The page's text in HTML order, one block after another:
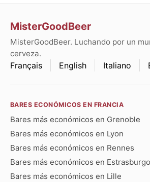
MisterGoodBeer
MisterGoodBeer. Luchando por un
cerveza.
Français English Italiano
BARES ECONÓMICOS EN FRANCIA
Bares más económicos en Grenoble
Bares más económicos en Lyon
Bares más económicos en Rennes
Bares más económicos en Estrasburgo
Bares más económicos en Lille